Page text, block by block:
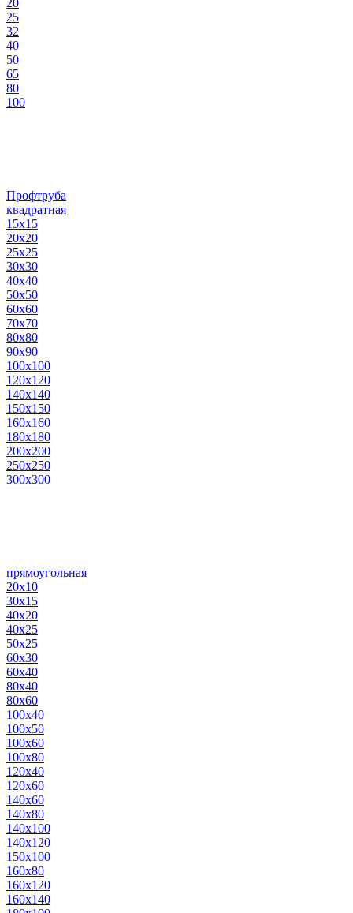
20
25
32
40
50
65
80
100
Профтруба
квадратная
15х15
20х20
25х25
30х30
40х40
50х50
60х60
70х70
80х80
90х90
100х100
120х120
140х140
150х150
160х160
180х180
200х200
250х250
300х300
прямоугольная
20х10
30х15
40х20
40х25
50х25
60х30
60х40
80х40
80х60
100х40
100х50
100х60
100х80
120х40
120х60
140х60
140х80
140х100
140х120
150х100
160х80
160х120
160х140